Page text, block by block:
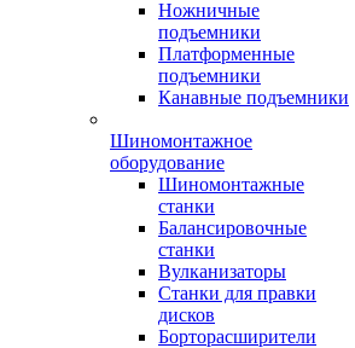
Ножничные
подъемники
Платформенные
подъемники
Канавные подъемники
Шиномонтажное
оборудование
Шиномонтажные
станки
Балансировочные
станки
Вулканизаторы
Станки для правки
дисков
Борторасширители